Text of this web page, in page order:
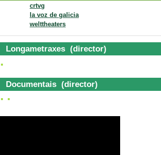
crtvg
la voz de galicia
welttheaters
Longametraxes (director)
Documentais (director)